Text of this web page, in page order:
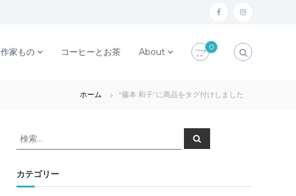
f i
作家もの コーヒーとお茶 About 0
ホーム “藤本 和子”に商品をタグ付けしました
検
索
象
:
検
索
カテゴリー